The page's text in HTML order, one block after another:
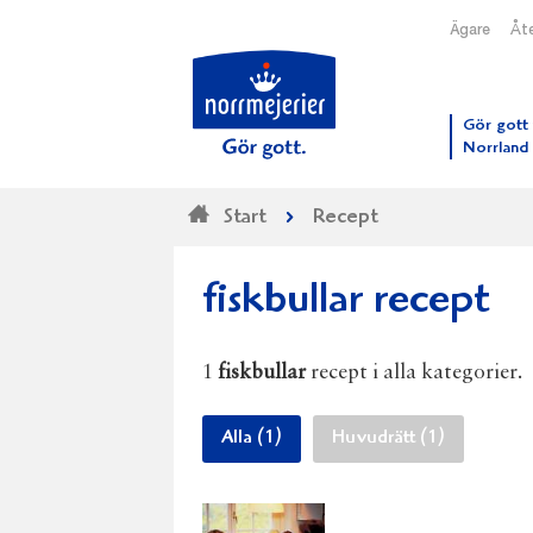
Ägare
Gör gott
Norrland
Start Recept
fiskbullar recept
1 fiskbullarrecept i alla kategorier.
Alla (1) Huvudrätt (1)